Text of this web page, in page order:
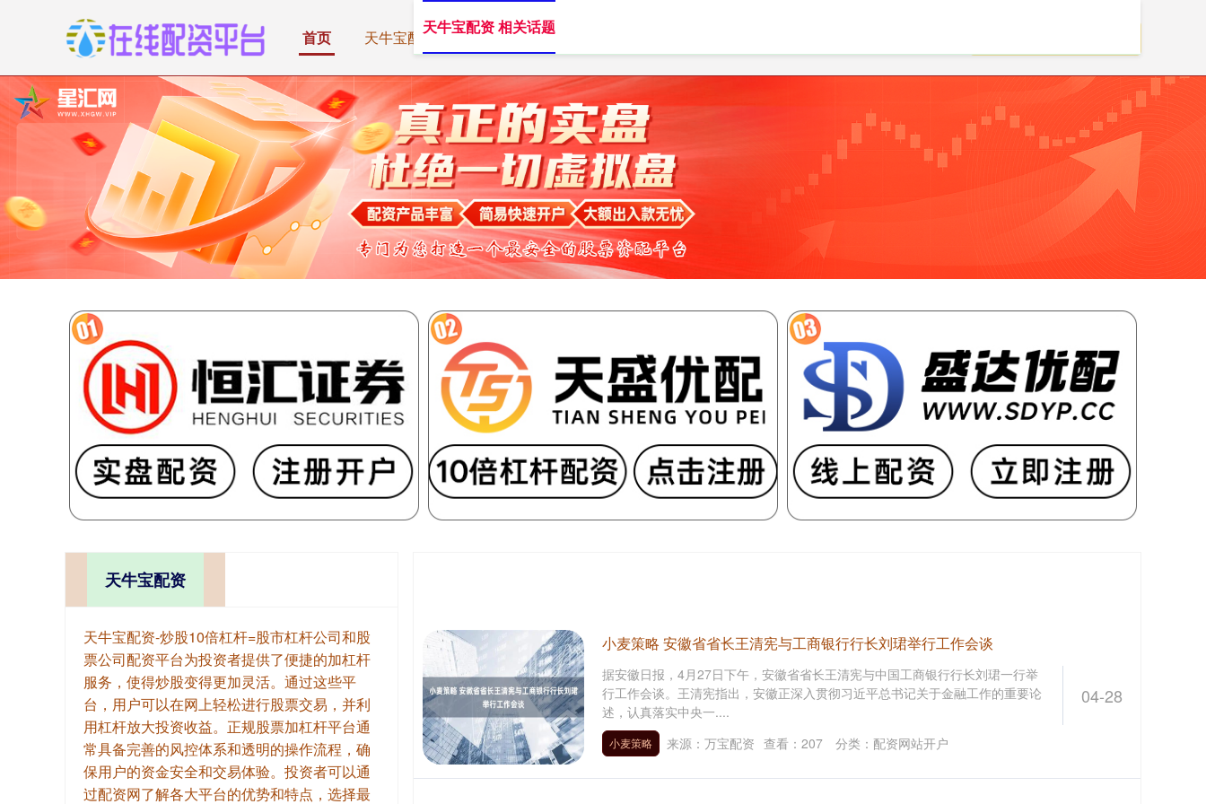
首页 天牛宝配资 炒股10倍杠杆
天牛宝配资 相关话题
04-28
小麦策略 安徽省省长王清宪与工商银行行长刘珺举行工作会谈
据安徽日报，4月27日下午，安徽省省长王清宪与中国工商银行行长刘珺一行举
行工作会谈。王清宪指出，安徽正深入贯彻习近平总书记关于金融工作的重要论
述，认真落实中央一....
小麦策略 来源：万宝配资 查看： 207 分类： 配资网站开户
天牛宝配资
天牛宝配资-炒股10倍杠杆=股市杠杆公司和股
票公司配资平台为投资者提供了便捷的加杠杆
服务，使得炒股变得更加灵活。通过这些平
台，用户可以在网上轻松进行股票交易，并利
用杠杆放大投资收益。正规股票加杠杆平台通
常具备完善的风控体系和透明的操作流程，确
保用户的资金安全和交易体验。投资者可以通
过配资网了解各大平台的优势和特点，选择最